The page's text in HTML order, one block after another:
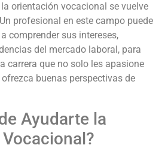
orientación vocacional se vuelve
profesional en este campo puede
comprender sus intereses,
del mercado laboral, para
carrera que no solo les apasione
buenas perspectivas de
Ayudarte la